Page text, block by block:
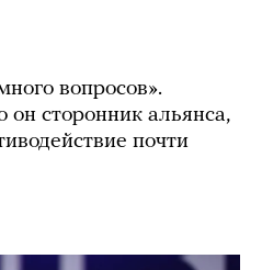
вопросов».
сторонник альянса,
почти